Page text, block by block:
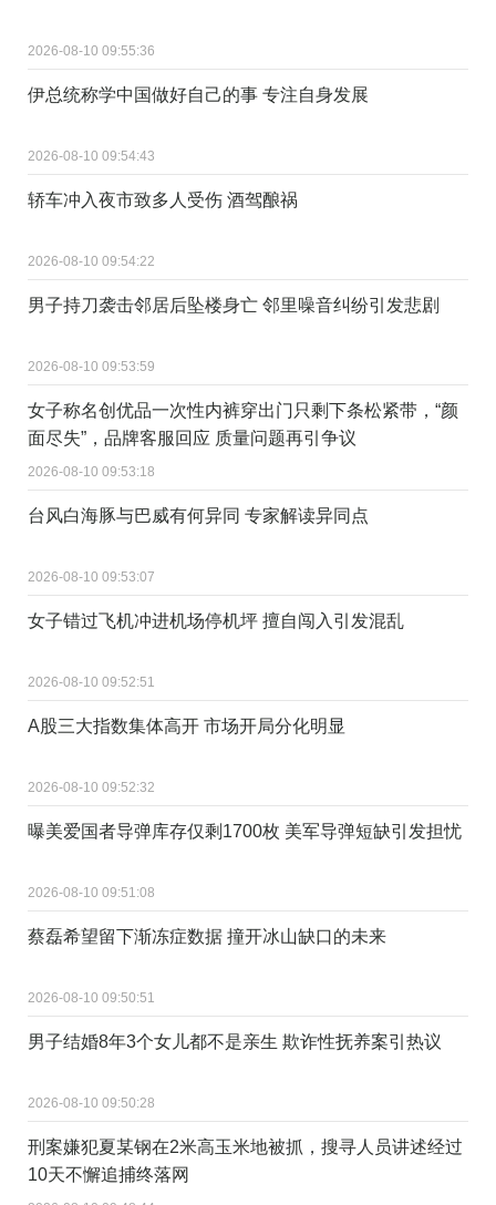
2026-08-10 09:55:36
伊总统称学中国做好自己的事 专注自身发展
2026-08-10 09:54:43
轿车冲入夜市致多人受伤 酒驾酿祸
2026-08-10 09:54:22
男子持刀袭击邻居后坠楼身亡 邻里噪音纠纷引发悲剧
2026-08-10 09:53:59
女子称名创优品一次性内裤穿出门只剩下条松紧带，“颜
面尽失”，品牌客服回应 质量问题再引争议
2026-08-10 09:53:18
台风白海豚与巴威有何异同 专家解读异同点
2026-08-10 09:53:07
女子错过飞机冲进机场停机坪 擅自闯入引发混乱
2026-08-10 09:52:51
A股三大指数集体高开 市场开局分化明显
2026-08-10 09:52:32
曝美爱国者导弹库存仅剩1700枚 美军导弹短缺引发担忧
2026-08-10 09:51:08
蔡磊希望留下渐冻症数据 撞开冰山缺口的未来
2026-08-10 09:50:51
男子结婚8年3个女儿都不是亲生 欺诈性抚养案引热议
2026-08-10 09:50:28
刑案嫌犯夏某钢在2米高玉米地被抓，搜寻人员讲述经过
10天不懈追捕终落网